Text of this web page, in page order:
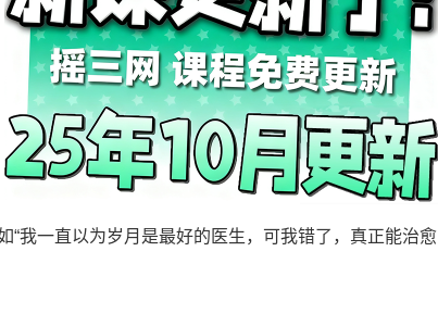
我一直以为岁月是最好的医生，可我错了，真正能治愈